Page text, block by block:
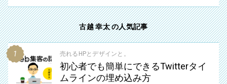
古越 幸太 の人気記事
売れるHPとデザインと。
初心者でも簡単にできるTwitterタイ
ムラインの埋め込み方